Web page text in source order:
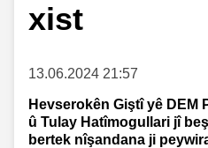
xist
13.06.2024 21:57
Hevserokên Giştî yê DEM
û Tulay Hatîmogullari jî
bertek nîşandana ji